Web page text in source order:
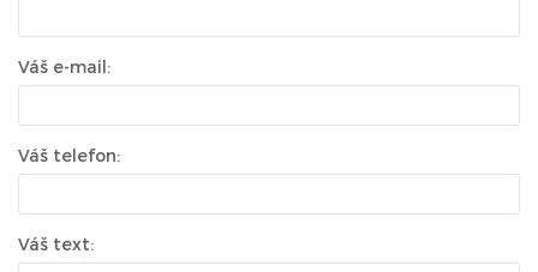
Váš e-mail:
Váš telefon:
Váš text: